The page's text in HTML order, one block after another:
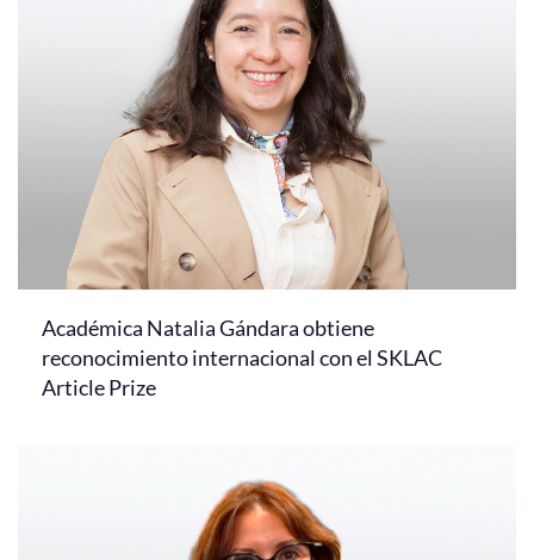
Académica Natalia Gándara obtiene
reconocimiento internacional con el SKLAC
Article Prize